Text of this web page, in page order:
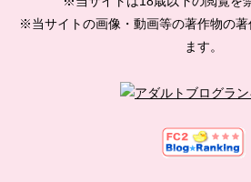
※当サイトの画像・動画等の著作物の
ます。